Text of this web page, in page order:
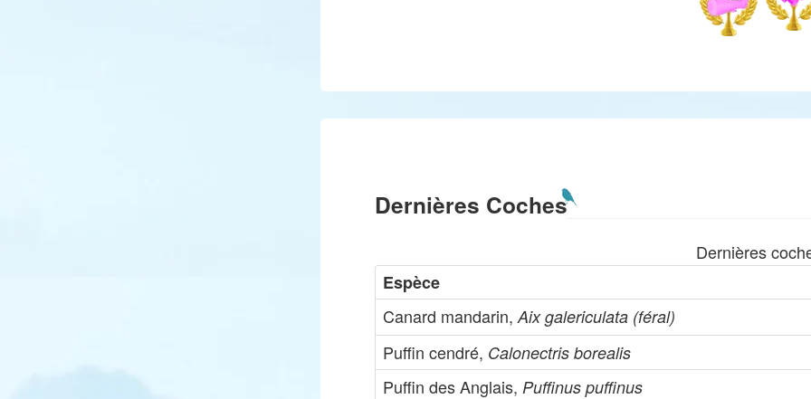
Dernières Coches
Dernières
Espèce
Canard mandarin,Aix galericulata (féral)
Puffin cendré, Calonectris borealis
Puffin des Anglais, Puffinus puffinus